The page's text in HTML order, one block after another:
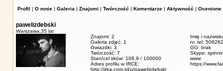
Profil | O mnie | Galeria | Znajomi | Twórczość | Komentarze | Aktywność | Ocenione
pawelizdebski
Warszawa, 35 lat
Znajomi: 2
Galeria zdjęć: 1
Gwiazdki: 3
Twórczość: 7
Stan/cel irków: 108,9 / 100000
Adres profilu w IRCE:
http://irka.com.pl/u/pawelizdebski
Imię i
nr. tel:
GG: brak
Skype:
www:
https://